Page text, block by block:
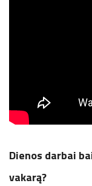
Dienos darbai
vakarą?